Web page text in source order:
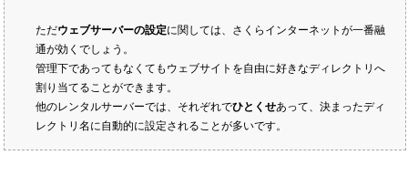
ただウェブサーバーの設定に関しては、さくらインターネットが一番融
通が効くでしょう。
管理下であってもなくてもウェブサイトを自由に好きなディレクトリへ
割り当てることができます。
他のレンタルサーバーでは、それぞれでひとくせあって、決まったディ
レクトリ名に自動的に設定されることが多いです。